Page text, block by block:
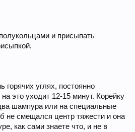
и присыпать
горячих углях, постоянно
это уходит 12-15 минут. Корейку
шампура или на специальные
не смещался центр тяжести и она
как сами знаете что, и не в